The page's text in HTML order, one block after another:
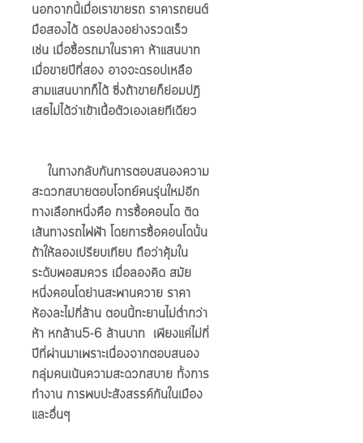
นอกจากนี้เมื่อเราขายรถ ราคารถยนต์
มือสองได้ ดรอปลงอย่างรวดเร็ว
เช่น เมื่อซื้อรถมาในราคา ห้าแสนบาท
เมื่อขายปีที่สอง อาจจะดรอปเหลือ
สามแสนบาทก็ได้ ซี่งถ้าขายก็ย่อมปฎิ
เสธไม่ได้ว่าเข้าเนื้อตัวเองเลยทีเดียว
สะดวกสบายตอบโจทย์คนรุ่นใหม่อีก
ทางเลือกหนึ่งคือ การซื้อคอนโด ติด
เส้นทางรถไฟฟ้า โดยการซื้อคอนโดนั้น
ถ้าให้ลองเปรียบเทียบ ถือว่าคุ้มใน
ระดับพอสมควร เมื่อลองคิด สมัย
หนึ่งคอนโดย่านสะพานควาย ราคา
ห้องละไม่กี่ล้าน ตอนนี้ทะยานไม่ต่ำกว่า
ห้า หกล้าน5-6 ล้านบาท  เพียงแค่ไม่กี่
ปีที่ผ่านมาเพราะเนื่องจากตอบสนอง
กลุ่มคนเน้นความสะดวกสบาย ทั้งการ
ทำงาน การพบปะสังสรรค์กันในเมือง
และอื่นๆ